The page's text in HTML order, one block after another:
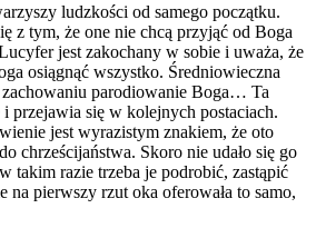
ludzkości od samego początku.
z tym, że one nie chcą przyjąć od Boga
jest zakochany w sobie i uważa, że
osiągnąć wszystko. Średniowieczna
parodiowanie Boga… Ta
i przejawia się w kolejnych postaciach.
jest wyrazistym znakiem, że oto
chrześcijaństwa. Skoro nie udało się go
takim razie trzeba je podrobić, zastąpić
na pierwszy rzut oka oferowała to samo,